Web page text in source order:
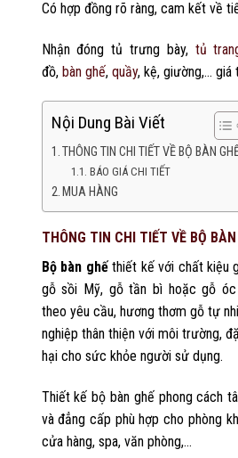
Có hợp đồng rõ ràng, cam kết về
Nhận đóng tủ trưng bày, tủ
đồ, bàn ghế, quầy, kệ, giường,… giá
Nội Dung Bài Viết
THÔNG TIN CHI TIẾT VỀ BỘ BÀN
BÁO GIÁ CHI TIẾT
MUA HÀNG
THÔNG TIN CHI TIẾT VỀ BỘ BÀN
Bộ bàn ghếthiết kế với chất kiệu
gỗ sồi Mỹ, gỗ tần bì hoặc gỗ óc
theo yêu cầu, hương thơm gỗ tự
nghiệp thân thiện với môi trường,
hại cho sức khỏe người sử dụng.
Thiết kế bộ bàn ghế phong cách
và đẳng cấp phù hợp cho phòng
cửa hàng, spa, văn phòng,…